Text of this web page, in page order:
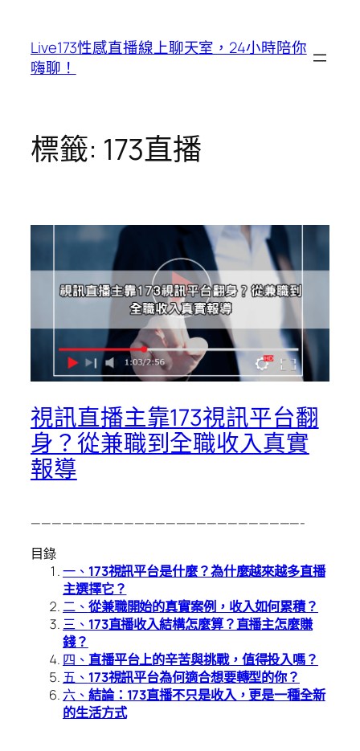
Live173性感直播線上聊天室，24小時陪你
嗨聊！
標籤: 173直播
視訊直播主靠173視訊平台翻
身？從兼職到全職收入真實
報導
——————————————————————————-
目錄
一、 173視訊平台是什麼？為什麼越來越多直播
主選擇它？
二、 從兼職開始的真實案例，收入如何累積？
三、 173直播收入結構怎麼算？直播主怎麼賺
錢？
四、 直播平台上的辛苦與挑戰，值得投入嗎？
五、 173視訊平台為何適合想要轉型的你？
六、 結論：173直播不只是收入，更是一種全新
的生活方式